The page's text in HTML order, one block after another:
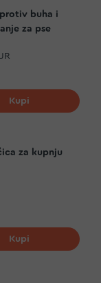
buha i
za pse
listu želja
Kupi
za kupnju
listu želja
Kupi